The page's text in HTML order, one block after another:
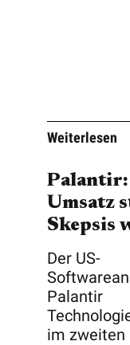
Weiterlesen
Palantir:
Umsatz
Skepsis
Der US-
Palantir
im zweiten